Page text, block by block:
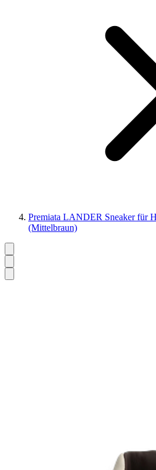
Premiata LANDER Sneaker für
(Mittelbraun)